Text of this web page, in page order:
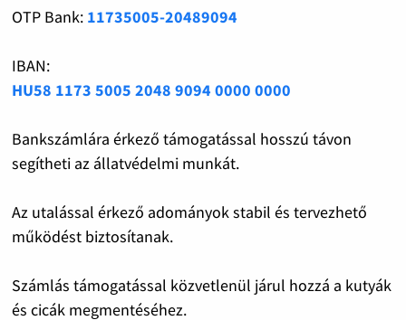
OTP Bank: 11735005-20489094
IBAN:
HU58 1173 5005 2048 9094 0000 0000
Bankszámlára érkező támogatással hosszú távon
segítheti az állatvédelmi munkát.
Az utalással érkező adományok stabil és tervezhető
működést biztosítanak.
Számlás támogatással közvetlenül járul hozzá a kutyák
és cicák megmentéséhez.